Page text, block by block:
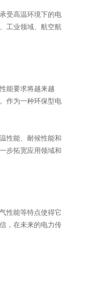
受高温环境下的电
工业领域、航空航
能要求将越来越
作为一种环保型电
性能、耐候性能和
步拓宽应用领域和
性能等特点使得它
，在未来的电力传